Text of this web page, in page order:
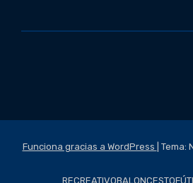
Funciona gracias a WordPress Tema:
RECREATIVOBALONCESTO